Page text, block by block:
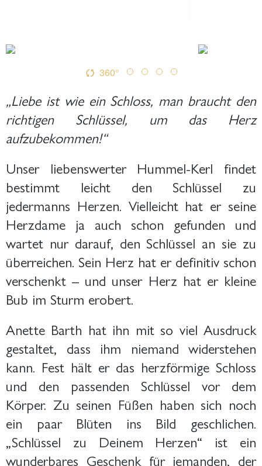
360°
„Liebe ist wie ein Schloss, man braucht den
richtigen Schlüssel, um das Herz
aufzubekommen!“
Unser liebenswerter Hummel-Kerl findet
bestimmt leicht den Schlüssel zu
jedermanns Herzen. Vielleicht hat er seine
Herzdame ja auch schon gefunden und
wartet nur darauf, den Schlüssel an sie zu
überreichen. Sein Herz hat er definitiv schon
verschenkt – und unser Herz hat er kleine
Bub im Sturm erobert.
Anette Barth hat ihn mit so viel Ausdruck
gestaltet, dass ihm niemand widerstehen
kann. Fest hält er das herzförmige Schloss
und den passenden Schlüssel vor dem
Körper. Zu seinen Füßen haben sich noch
ein paar Blüten ins Bild geschlichen.
„Schlüssel zu Deinem Herzen“ ist ein
wunderbares Geschenk für jemanden, der